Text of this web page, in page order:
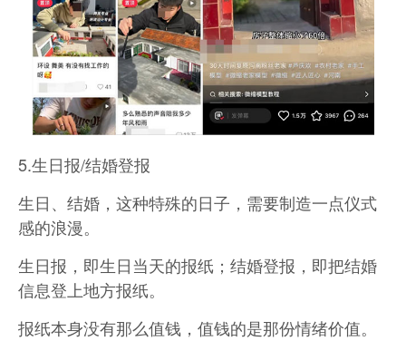
5.生日报/结婚登报
生日、结婚，这种特殊的日子，需要制造一点仪式
感的浪漫。
生日报，即生日当天的报纸；结婚登报，即把结婚
信息登上地方报纸。
报纸本身没有那么值钱，值钱的是那份情绪价值。